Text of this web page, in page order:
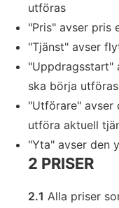
utföras
"Pris" avser pris
"Tjänst" avser
"Uppdragsstart"
ska börja
"Utförare" avser
utföra aktuell
"Yta" avser den
2 PRISER
2.1 Alla priser